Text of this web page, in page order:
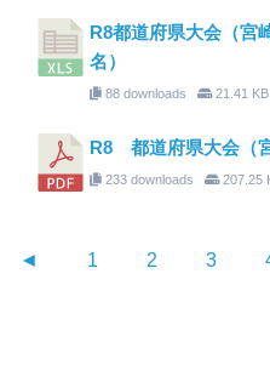
R8都道府県大会（
名）
88 downloads 21.41 KB
R8 都道府県大会（
233 downloads 207.25
◄ 1 2 3